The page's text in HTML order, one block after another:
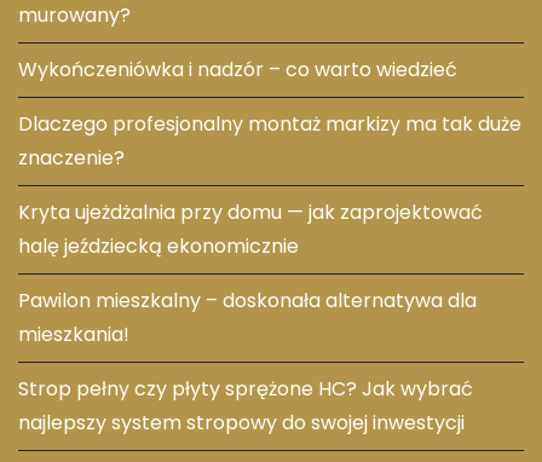
murowany?
Wykończeniówka i nadzór – co warto wiedzieć
Dlaczego profesjonalny montaż markizy ma tak duże
znaczenie?
Kryta ujeżdżalnia przy domu — jak zaprojektować
halę jeździecką ekonomicznie
Pawilon mieszkalny – doskonała alternatywa dla
mieszkania!
Strop pełny czy płyty sprężone HC? Jak wybrać
najlepszy system stropowy do swojej inwestycji